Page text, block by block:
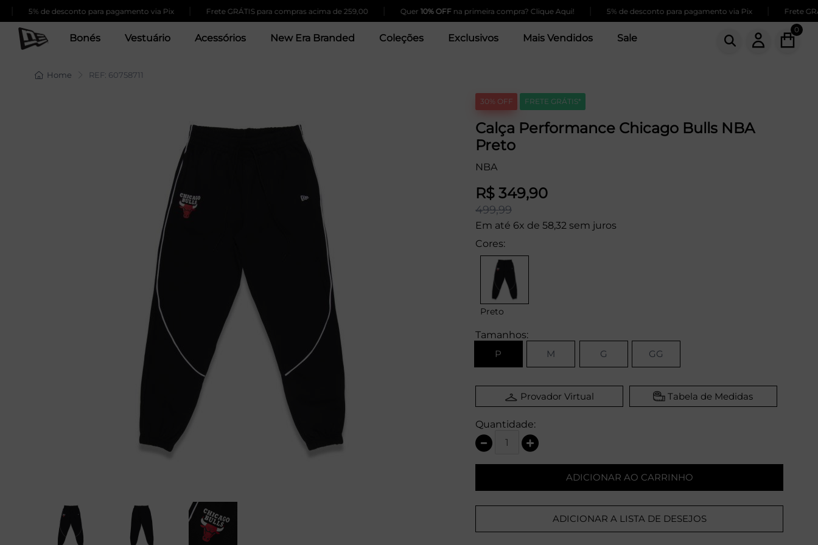
5% de desconto para pagamento via Pix | Frete GRÁTIS para compras acima de 259,00 Quer10% OFFna primeira compra? Clique Aqui! 5% de desconto para pagamento via Pix | Frete
Bonés Vestuário Acessórios New Era Branded Coleções Exclusivos Mais Vendidos Sale
0
Home REF: 60758711
30% OFF FRETE GRÁTIS*
Calça Performance Chicago Bulls NBA
Preto
NBA
R$ 349,90
499,99
Em até 6x de 58,32 sem juros
Cores:
Preto
Tamanhos:
P
M G GG
Provador Virtual Tabela de Medidas
Quantidade:
ADICIONAR AO CARRINHO
ADICIONAR A LISTA DE DESEJOS